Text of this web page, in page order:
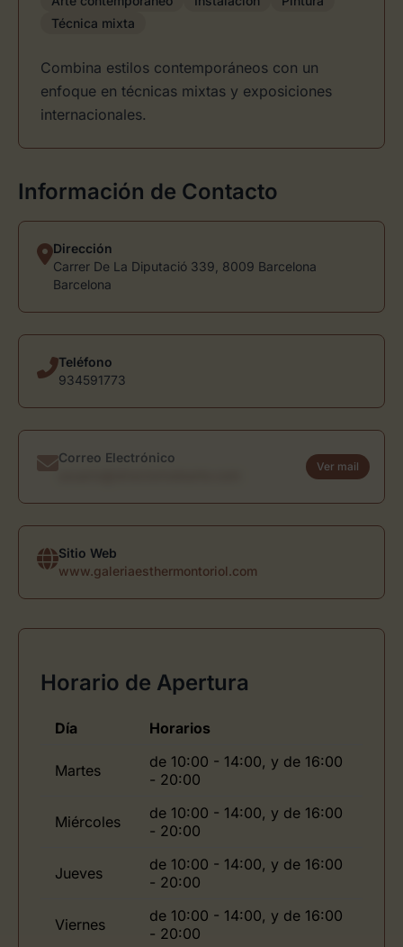
Técnica mixta
Combina estilos contemporáneos con un
enfoque en técnicas mixtas y exposiciones
internacionales.
Información de Contacto
Dirección
Carrer De La Diputació 339, 8009 Barcelona
Barcelona
Teléfono
934591773
Correo Electrónico
Ver mail
Sitio Web
www.galeriaesthermontoriol.com
Horario de Apertura
Día Horarios
Martes
de 10:00 - 14:00, y de 16:00
- 20:00
Miércoles
de 10:00 - 14:00, y de 16:00
- 20:00
Jueves
de 10:00 - 14:00, y de 16:00
- 20:00
Viernes
de 10:00 - 14:00, y de 16:00
- 20:00